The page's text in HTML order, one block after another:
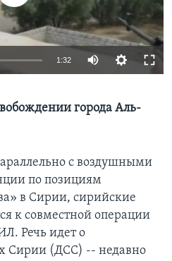
1:32
города Аль-
с воздушными
по позициям
в Сирии, сирийские
к совместной операции
Речь идет о
Сирии (ДСС) -- недавно